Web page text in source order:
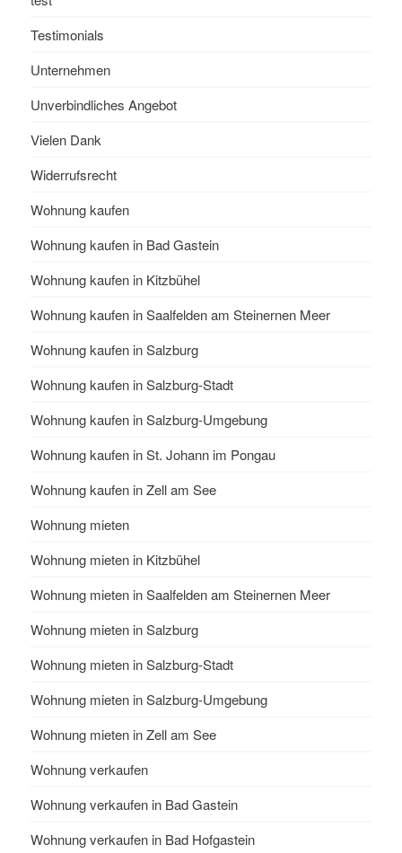
Testimonials
Unternehmen
Unverbindliches Angebot
Vielen Dank
Widerrufsrecht
Wohnung kaufen
Wohnung kaufen in Bad Gastein
Wohnung kaufen in Kitzbühel
Wohnung kaufen in Saalfelden am Steinernen Meer
Wohnung kaufen in Salzburg
Wohnung kaufen in Salzburg-Stadt
Wohnung kaufen in Salzburg-Umgebung
Wohnung kaufen in St. Johann im Pongau
Wohnung kaufen in Zell am See
Wohnung mieten
Wohnung mieten in Kitzbühel
Wohnung mieten in Saalfelden am Steinernen Meer
Wohnung mieten in Salzburg
Wohnung mieten in Salzburg-Stadt
Wohnung mieten in Salzburg-Umgebung
Wohnung mieten in Zell am See
Wohnung verkaufen
Wohnung verkaufen in Bad Gastein
Wohnung verkaufen in Bad Hofgastein